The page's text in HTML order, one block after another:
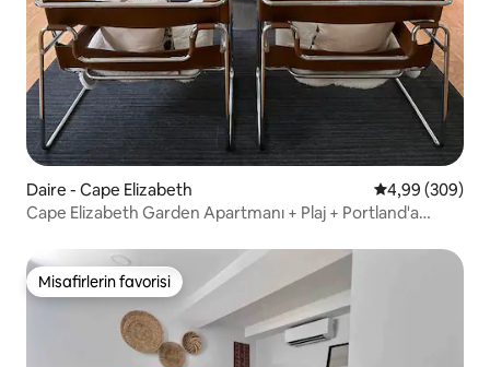
Daire - Cape Elizabeth 5 üzerinden
4,99 (309)
Cape Elizabeth Garden Apartmanı + Plaj + Portland'a
Misafirlerin favorisi
Misafirlerin favorisi